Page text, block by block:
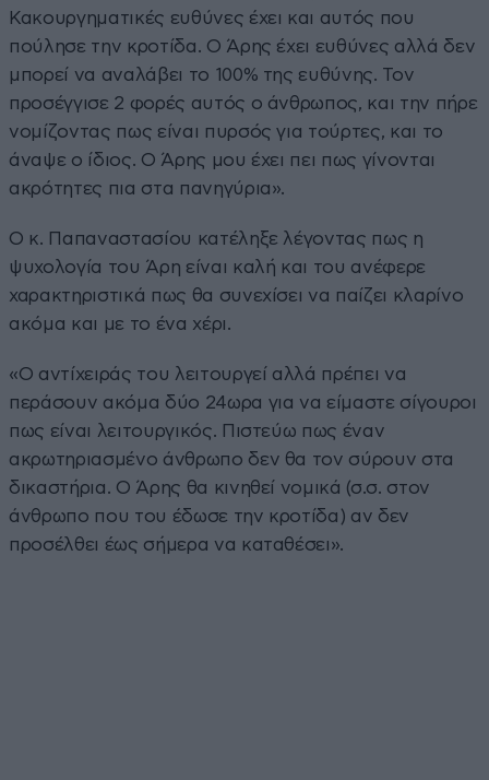
Κακουργηματικές ευθύνες έχει και αυτός που
πούλησε την κροτίδα. Ο Άρης έχει ευθύνες αλλά δεν
μπορεί να αναλάβει το 100% της ευθύνης. Τον
προσέγγισε 2 φορές αυτός ο άνθρωπος, και την πήρε
νομίζοντας πως είναι πυρσός για τούρτες, και το
άναψε ο ίδιος. Ο Άρης μου έχει πει πως γίνονται
ακρότητες πια στα πανηγύρια».
Ο κ. Παπαναστασίου κατέληξε λέγοντας πως η
ψυχολογία του Άρη είναι καλή και του ανέφερε
χαρακτηριστικά πως θα συνεχίσει να παίζει κλαρίνο
ακόμα και με το ένα χέρι.
«Ο αντίχειράς του λειτουργεί αλλά πρέπει να
περάσουν ακόμα δύο 24ωρα για να είμαστε σίγουροι
πως είναι λειτουργικός. Πιστεύω πως έναν
ακρωτηριασμένο άνθρωπο δεν θα τον σύρουν στα
δικαστήρια. Ο Άρης θα κινηθεί νομικά (σ.σ. στον
άνθρωπο που του έδωσε την κροτίδα) αν δεν
προσέλθει έως σήμερα να καταθέσει».